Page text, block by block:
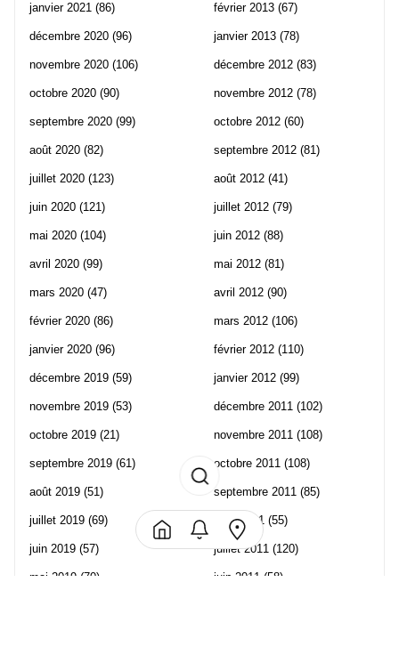
janvier 2021 (86)
décembre 2020 (96)
novembre 2020 (106)
octobre 2020 (90)
septembre 2020 (99)
août 2020 (82)
juillet 2020 (123)
juin 2020 (121)
mai 2020 (104)
avril 2020 (99)
mars 2020 (47)
février 2020 (86)
janvier 2020 (96)
décembre 2019 (59)
novembre 2019 (53)
octobre 2019 (21)
septembre 2019 (61)
août 2019 (51)
juillet 2019 (69)
juin 2019 (57)
mai 2019 (70)
février 2013 (67)
janvier 2013 (78)
décembre 2012 (83)
novembre 2012 (78)
octobre 2012 (60)
septembre 2012 (81)
août 2012 (41)
juillet 2012 (79)
juin 2012 (88)
mai 2012 (81)
avril 2012 (90)
mars 2012 (106)
février 2012 (110)
janvier 2012 (99)
décembre 2011 (102)
novembre 2011 (108)
octobre 2011 (108)
septembre 2011 (85)
août 2011 (55)
juillet 2011 (120)
juin 2011 (58)